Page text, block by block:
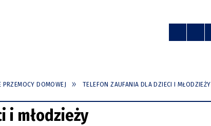
PRZEMOCY DOMOWEJ TELEFON ZAUFANIA DLA DZIECI I MŁODZIEŻY
i młodzieży